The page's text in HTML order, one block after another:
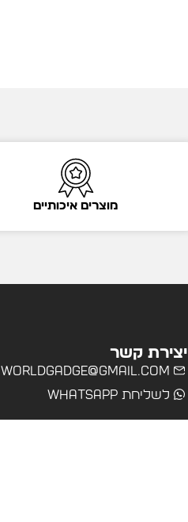
מוצרים איכותיים
יצירת קשר
worldgadge@gmail.com
לשליחת WhatsApp